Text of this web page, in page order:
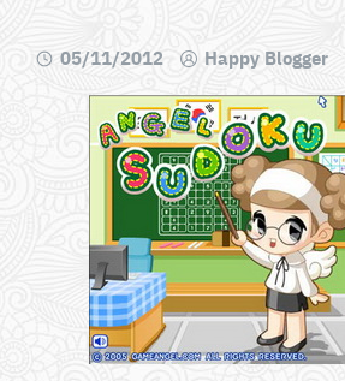
05/11/2012 Happy Blogger